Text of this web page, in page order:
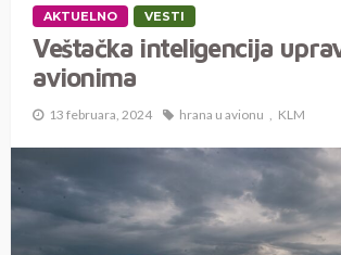
AKTUELNO VESTI
Veštačka inteligencija
avionima
13 februara, 2024 hrana u avionu KLM